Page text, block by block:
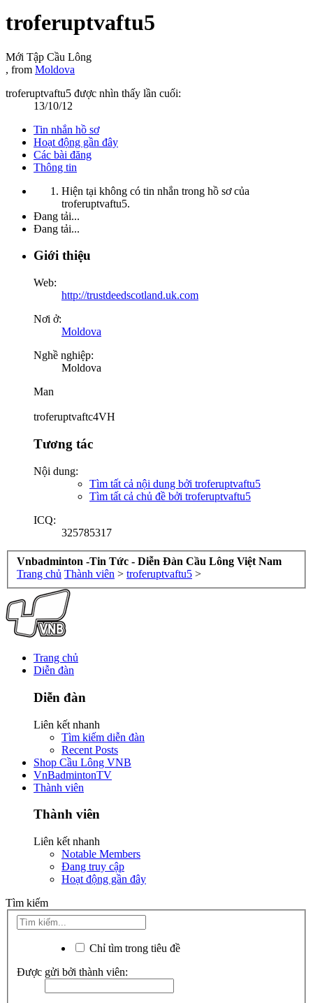
troferuptvaftu5
Mới Tập Cầu Lông
, from Moldova
troferuptvaftu5 được nhìn thấy lần cuối:
13/10/12
Tin nhắn hồ sơ
Hoạt động gần đây
Các bài đăng
Thông tin
Hiện tại không có tin nhắn trong hồ sơ của
troferuptvaftu5.
Đang tải...
Đang tải...
Giới thiệu
Web:
http://trustdeedscotland.uk.com
Nơi ở:
Moldova
Nghề nghiệp:
Moldova
Man
troferuptvaftc4VH
Tương tác
Nội dung:
Tìm tất cả nội dung bởi troferuptvaftu5
Tìm tất cả chủ đề bởi troferuptvaftu5
ICQ:
325785317
Vnbadminton -Tin Tức - Diễn Đàn Cầu Lông Việt Nam
Trang chủ Thành viên > troferuptvaftu5 >
Trang chủ
Diễn đàn
Diễn đàn
Liên kết nhanh
Tìm kiếm diễn đàn
Recent Posts
Shop Cầu Lông VNB
VnBadmintonTV
Thành viên
Thành viên
Liên kết nhanh
Notable Members
Đang truy cập
Hoạt động gần đây
Tìm kiếm
Chỉ tìm trong tiêu đề
Được gửi bởi thành viên: